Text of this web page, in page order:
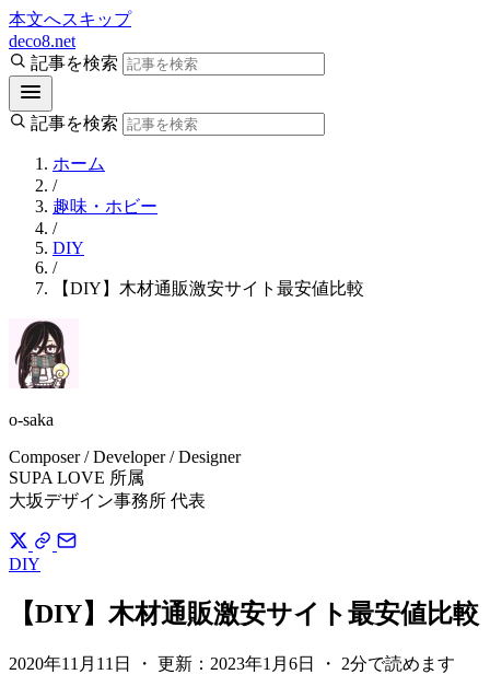
本文へスキップ
deco8.net
記事を検索
記事を検索
ホーム
/
趣味・ホビー
/
DIY
/
【DIY】木材通販激安サイト最安値比較
o-saka
Composer / Developer / Designer
SUPA LOVE 所属
大坂デザイン事務所 代表
DIY
【DIY】木材通販激安サイト最安値比較
2020年11月11日 ・ 更新： 2023年1月6日 ・ 2分で読めます